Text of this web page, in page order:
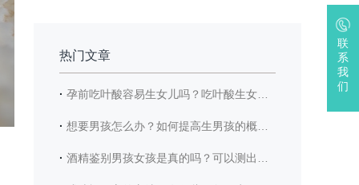
热门文章
· 孕前吃叶酸容易生女儿吗？吃叶酸生女儿的概率高吗？
· 想要男孩怎么办？如何提高生男孩的概率？
· 酒精鉴别男孩女孩是真的吗？可以测出男宝女宝吗？
联
系
我
们